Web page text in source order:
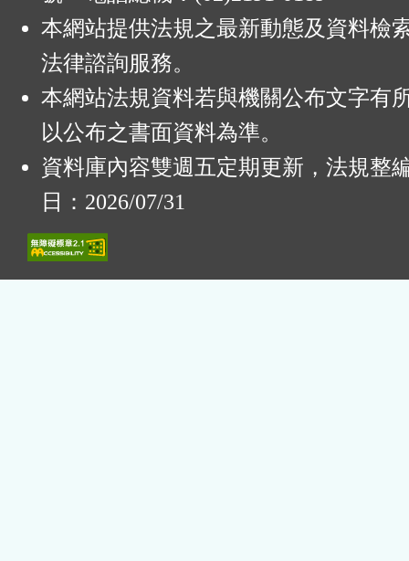
本網站提供法規之最新動態及資料檢
法律諮詢服務。
本網站法規資料若與機關公布文字有
以公布之書面資料為準。
資料庫內容雙週五定期更新，法規整
日：2026/07/31